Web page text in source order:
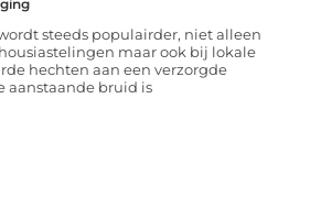
steeds populairder, niet alleen
maar ook bij lokale
hechten aan een verzorgde
aanstaande bruid is